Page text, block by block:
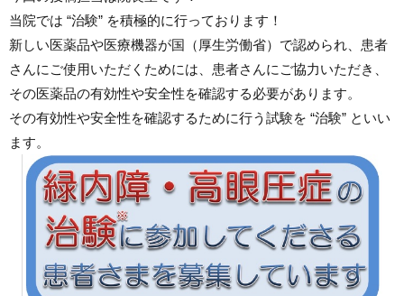
当院では “治験” を積極的に行っております！
新しい医薬品や医療機器が国（厚生労働省）で認められ、患者
さんにご使用いただくためには、患者さんにご協力いただき、
その医薬品の有効性や安全性を確認する必要があります。
その有効性や安全性を確認するために行う試験を “治験” といい
ます。